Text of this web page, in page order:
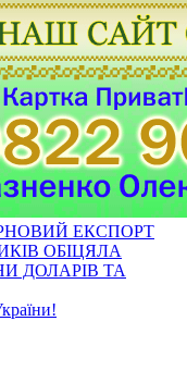
ЕКСПОРТ
ОБІЦЯЛА
ДОЛАРІВ ТА